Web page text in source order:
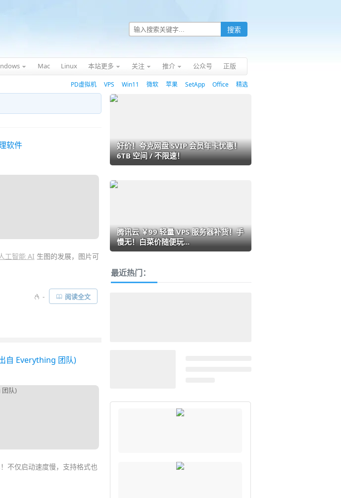
Mac Linux 本站更多 关注 推介 公众号 正版
PD虚拟机 VPS Win11 微软 苹果 SetApp Office 精选
软件
工智能 AI 生图的发展，图片可
及整理「案例、灵感、图片、
在过去一年仅一次打折的Eagle，
- 阅读全文
自 Everything 团队)
不仅启动速度慢，支持格式也
好价！夸克网盘 SVIP 会员年卡优惠！
6TB 空间 / 不限速！
腾讯云 ￥99 轻量 VPS 服务器补货！手
慢无！白菜价随便玩...
最近热门：